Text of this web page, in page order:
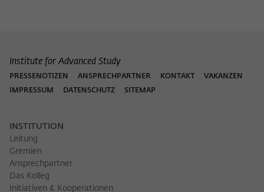
Institute for Advanced Study
PRESSENOTIZEN ANSPRECHPARTNER KONTAKT
VAKANZEN
IMPRESSUM
DATENSCHUTZ SITEMAP
INSTITUTION
Leitung
Gremien
Ansprechpartner
Das Kolleg
Initiativen & Kooperationen